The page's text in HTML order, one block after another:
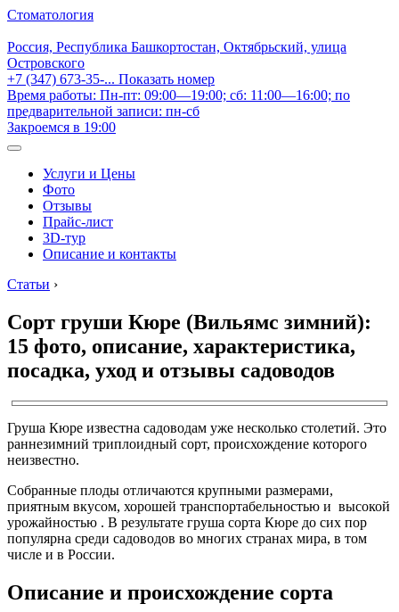
Стоматология
Россия, Республика Башкортостан, Октябрьский, улица
Островского
+7 (347) 673-35-... Показать номер
Время работы: Пн-пт: 09:00—19:00; сб: 11:00—16:00; по
предварительной записи: пн-сб
Закроемся в 19:00
Услуги и Цены
Фото
Отзывы
Прайс-лист
3D-тур
Описание и контакты
Статьи ›
Сорт груши Кюре (Вильямс зимний):
15 фото, описание, характеристика,
посадка, уход и отзывы садоводов
Груша Кюре известна садоводам уже несколько столетий. Это
раннезимний триплоидный сорт, происхождение которого
неизвестно.
Собранные плоды отличаются крупными размерами,
приятным вкусом, хорошей транспортабельностью и высокой
урожайностью . В результате груша сорта Кюре до сих пор
популярна среди садоводов во многих странах мира, в том
числе и в России.
Описание и происхождение сорта